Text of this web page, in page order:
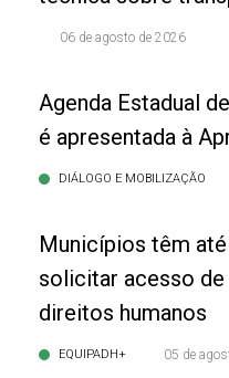
06 de agosto de 2026
Agenda Estadual
é apresentada à
DIÁLOGO E MOBILIZAÇÃO
Municípios têm
solicitar acesso
direitos humanos
EQUIPADH+ 05 de